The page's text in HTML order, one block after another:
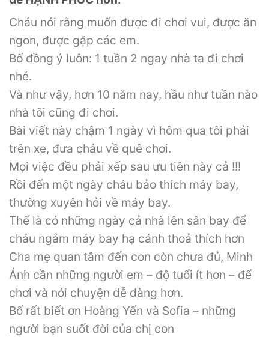
Cháu nói rằng muốn được đi chơi vui, được ăn
ngon, được gặp các em.
Bố đồng ý luôn: 1 tuần 2 ngay nhà ta đi chơi
nhé.
Và như vậy, hơn 10 năm nay, hầu như tuần nào
nhà tôi cũng đi chơi.
Bài viết này chậm 1 ngày vì hôm qua tôi phải
trên xe, đưa cháu về quê chơi.
Mọi việc đều phải xếp sau ưu tiên này cả !!!
Rồi đến một ngày cháu bảo thích máy bay,
thường xuyên hỏi về máy bay.
Thế là có những ngày cả nhà lên sân bay để
cháu ngắm máy bay hạ cánh thoả thích hơn
Cha mẹ quan tâm đến con còn chưa đủ, Minh
Ánh cần những người em – độ tuổi ít hơn – để
chơi và nói chuyện dễ dàng hơn.
Bố rất biết ơn Hoàng Yến và Sofia – những
người bạn suốt đời của chị con